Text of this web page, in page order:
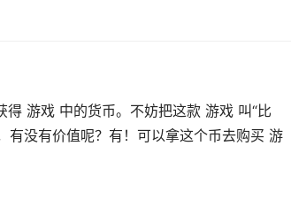
游戏 中的货币。不妨把这款 游戏 叫“比
有没有价值呢？有！可以拿这个币去购买 游